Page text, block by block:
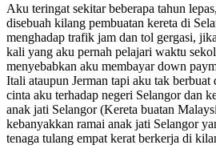
Aku teringat sekitar beberapa tahun
disebuah kilang pembuatan kereta di
menghadap trafik jam dan tol gergasi,
kali yang aku pernah pelajari waktu
menyebabkan aku membayar down
Itali ataupun Jerman tapi aku tak berbuat
cinta aku terhadap negeri Selangor dan
anak jati Selangor (Kereta buatan
kebanyakkan ramai anak jati Selangor
tenaga tulang empat kerat berkerja di